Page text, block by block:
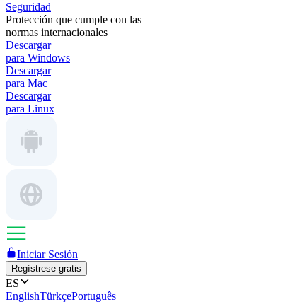
Seguridad
Protección que cumple con las
normas internacionales
Descargar
para Windows
Descargar
para Mac
Descargar
para Linux
Iniciar Sesión
Regístrese gratis
ES
EnglishTürkçePortuguês